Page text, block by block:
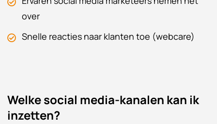
over
Snelle reacties naar klanten toe (webcare)
Welke social media-kanalen kan ik
inzetten?